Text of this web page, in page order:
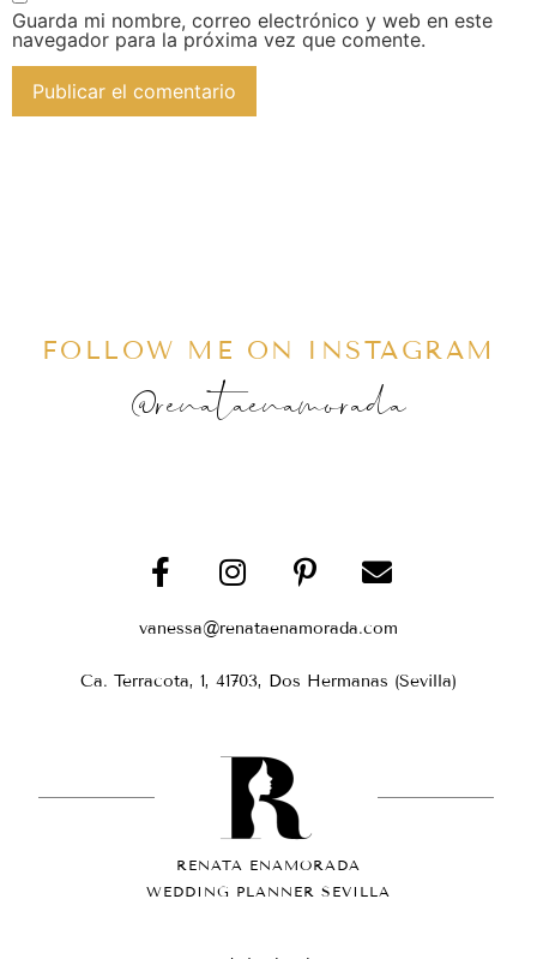
Guarda mi nombre, correo electrónico y web en este
navegador para la próxima vez que comente.
FOLLOW ME ON INSTAGRAM
@renataenamorada
vanessa@renataenamorada.com
Ca. Terracota, 1, 41703, Dos Hermanas (Sevilla)
RENATA ENAMORADA
WEDDING PLANNER SEVILLA